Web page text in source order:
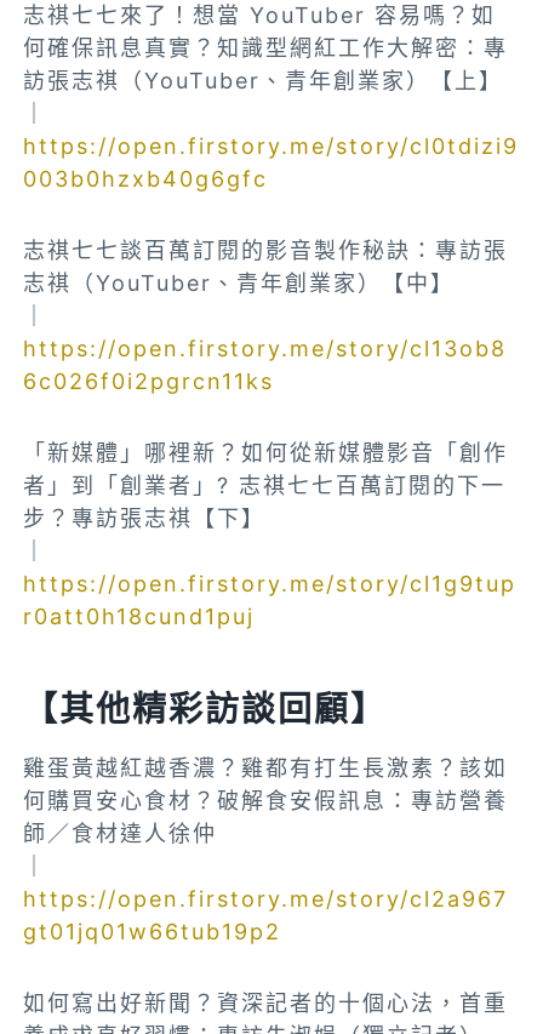
志祺七七來了！想當 YouTuber 容易嗎？如
何確保訊息真實？知識型網紅工作大解密：專
訪張志祺（YouTuber、青年創業家）【上】
https://open.firstory.me/story/cl0tdizi9
003b0hzxb40g6gfc
志祺七七談百萬訂閱的影音製作秘訣：專訪張
志祺（YouTuber、青年創業家）【中】
https://open.firstory.me/story/cl13ob8
6c026f0i2pgrcn11ks
「新媒體」哪裡新？如何從新媒體影音「創作
者」到「創業者」? 志祺七七百萬訂閱的下一
步？專訪張志祺【下】
https://open.firstory.me/story/cl1g9tup
r0att0h18cund1puj
【其他精彩訪談回顧】
雞蛋黃越紅越香濃？雞都有打生長激素？該如
何購買安心食材？破解食安假訊息：專訪營養
師／食材達人徐仲
https://open.firstory.me/story/cl2a967
gt01jq01w66tub19p2
如何寫出好新聞？資深記者的十個心法，首重